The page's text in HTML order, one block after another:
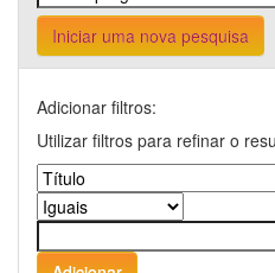
Iniciar uma nova pesquisa
Adicionar filtros:
Utilizar filtros para refinar o